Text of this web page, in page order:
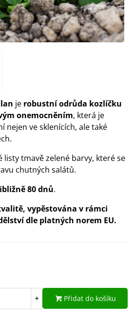
je robustní odrůda kozlíčku
onemocněním, která je
nejen ve sklenících, ale také
listy tmavě zelené barvy, které se
chutných salátů.
80 dnů.
vypěstována v rámci
dle platných norem EU.
+ Přidat do košíku